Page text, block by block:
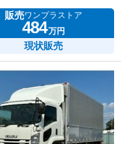
販売ワンプラストア
484万円
現状販売